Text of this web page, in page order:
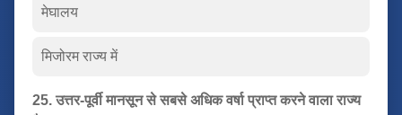
मेघालय
मिजोरम राज्य में
25. उत्तर-पूर्वी मानसून से सबसे अधिक वर्षा प्राप्त करने वाला राज्य